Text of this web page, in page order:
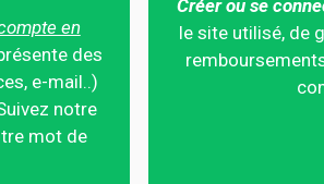
en
des
e-mail..)
notre
mot de
Créer ou se
le site utilisé, de